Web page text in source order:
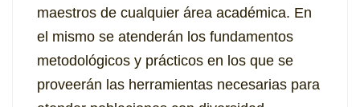
maestros de cualquier área académica. En
el mismo se atenderán los fundamentos
metodológicos y prácticos en los que se
proveerán las herramientas necesarias para